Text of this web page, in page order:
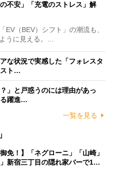
不安」「充電のストレス」解
（BEV）シフト」の潮流も、
うに見える。…
な状況で実感した「フォレスタ
ト…
」と戸惑うのには理由があっ
躍進…
一覧を見る
免！】「ネグローニ」「山崎」
」新宿三丁目の隠れ家バーで1…